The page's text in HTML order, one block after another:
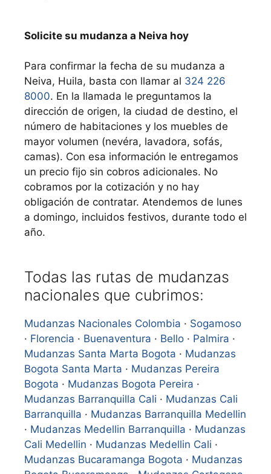
Solicite su mudanza a Neiva hoy
Para confirmar la fecha de su mudanza a
Neiva, Huila, basta con llamar al 324 226
8000. En la llamada le preguntamos la
dirección de origen, la ciudad de destino, el
número de habitaciones y los muebles de
mayor volumen (nevéra, lavadora, sofás,
camas). Con esa información le entregamos
un precio fijo sin cobros adicionales. No
cobramos por la cotización y no hay
obligación de contratar. Atendemos de lunes
a domingo, incluidos festivos, durante todo el
año.
Todas las rutas de mudanzas
nacionales que cubrimos:
Mudanzas Nacionales Colombia · Sogamoso
· Florencia · Buenaventura · Bello · Palmira ·
Mudanzas Santa Marta Bogota · Mudanzas
Bogota Santa Marta · Mudanzas Pereira
Bogota · Mudanzas Bogota Pereira ·
Mudanzas Barranquilla Cali · Mudanzas Cali
Barranquilla · Mudanzas Barranquilla Medellin
· Mudanzas Medellin Barranquilla · Mudanzas
Cali Medellin · Mudanzas Medellin Cali ·
Mudanzas Bucaramanga Bogota · Mudanzas